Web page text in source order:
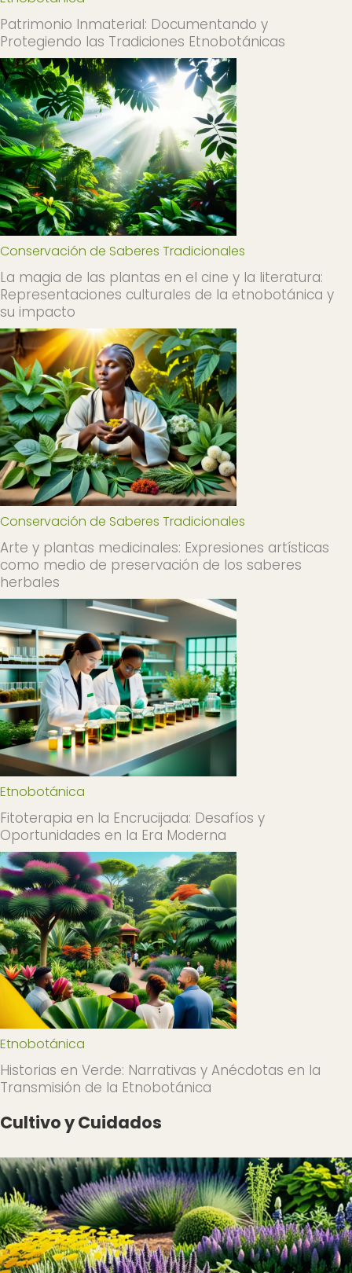
Patrimonio Inmaterial: Documentando y
Protegiendo las Tradiciones Etnobotánicas
Conservación de Saberes Tradicionales
La magia de las plantas en el cine y la literatura:
Representaciones culturales de la etnobotánica y
su impacto
Conservación de Saberes Tradicionales
Arte y plantas medicinales: Expresiones artísticas
como medio de preservación de los saberes
herbales
Etnobotánica
Fitoterapia en la Encrucijada: Desafíos y
Oportunidades en la Era Moderna
Etnobotánica
Historias en Verde: Narrativas y Anécdotas en la
Transmisión de la Etnobotánica
Cultivo y Cuidados